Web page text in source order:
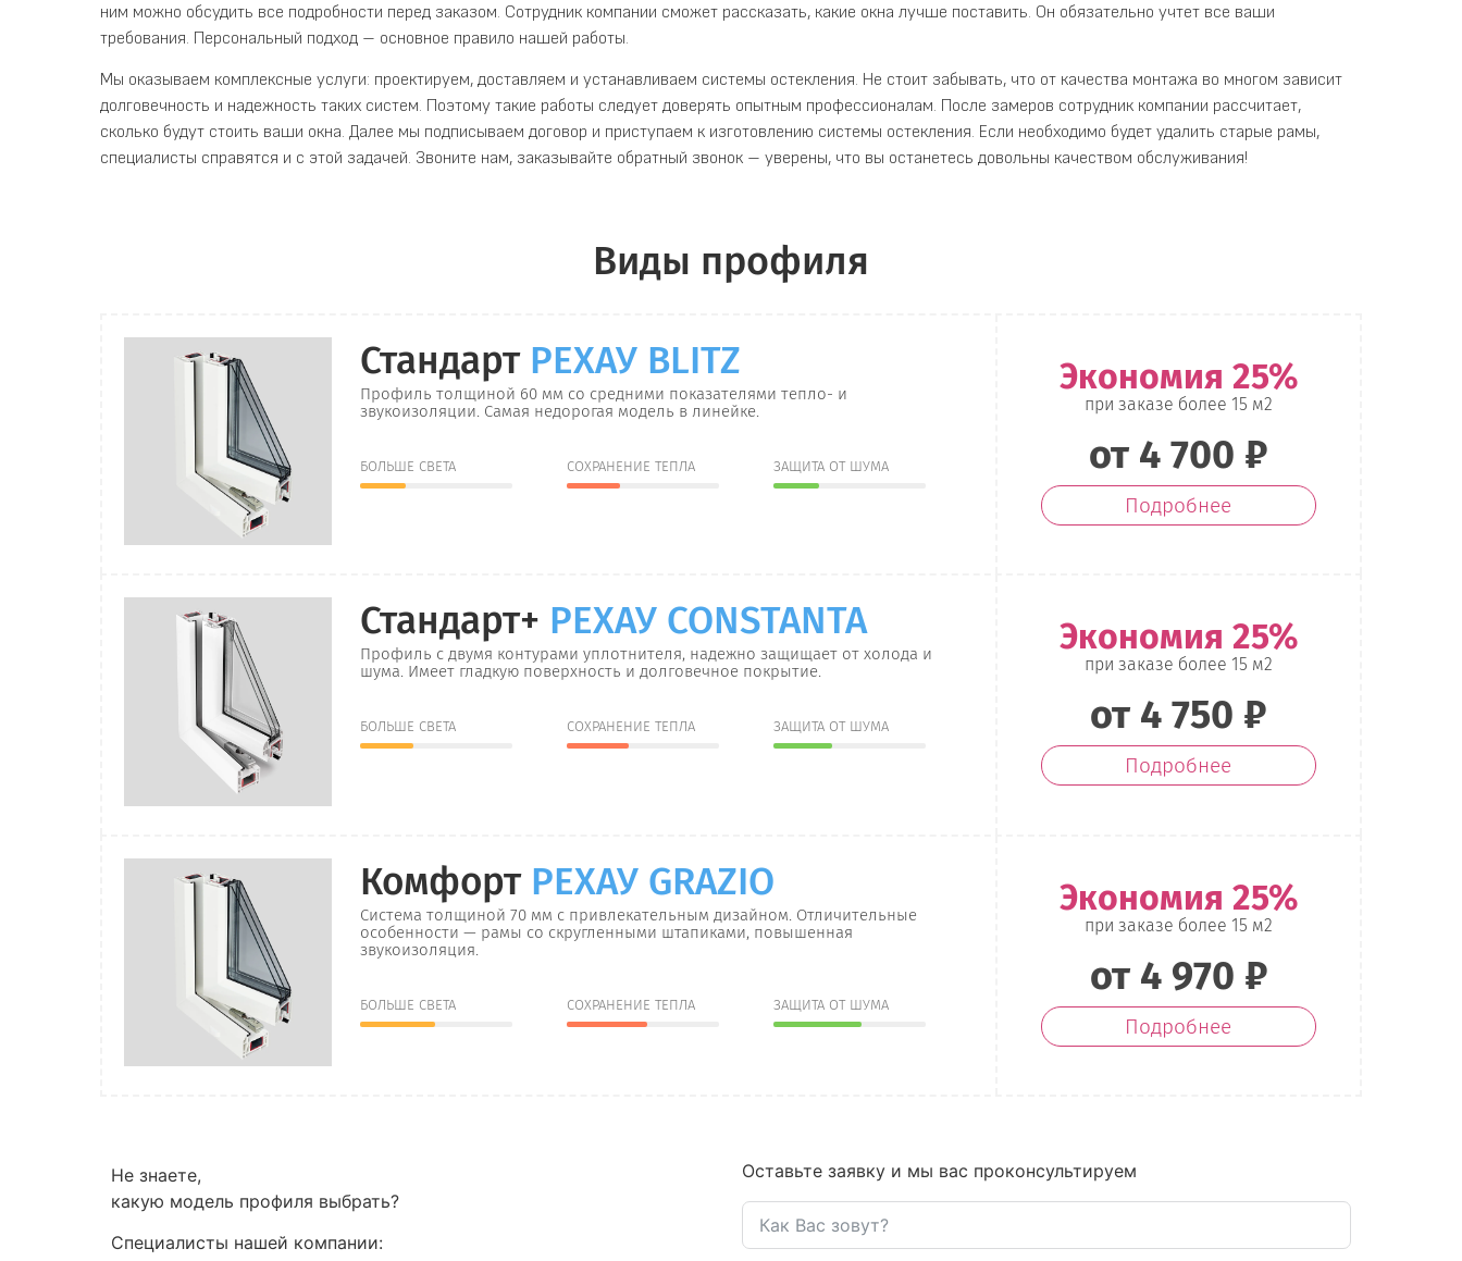
ним можно обсудить все подробности перед заказом. Сотрудник компании сможет рассказать, какие окна лучше поставить. Он обязательно учтет все ваши
требования. Персональный подход – основное правило нашей работы.
Мы оказываем комплексные услуги: проектируем, доставляем и устанавливаем системы остекления. Не стоит забывать, что от качества монтажа во многом зависит
долговечность и надежность таких систем. Поэтому такие работы следует доверять опытным профессионалам. После замеров сотрудник компании рассчитает,
сколько будут стоить ваши окна. Далее мы подписываем договор и приступаем к изготовлению системы остекления. Если необходимо будет удалить старые рамы,
специалисты справятся и с этой задачей. Звоните нам, заказывайте обратный звонок – уверены, что вы останетесь довольны качеством обслуживания!
Виды профиля
Стандарт РЕХАУ BLITZ
Профиль толщиной 60 мм со средними показателями тепло- и
звукоизоляции. Самая недорогая модель в линейке.
БОЛЬШЕ СВЕТА СОХРАНЕНИЕ ТЕПЛА ЗАЩИТА ОТ ШУМА
Экономия 25%
при заказе более 15 м2
от 4 700 ₽
Подробнее
Стандарт+ РЕХАУ CONSTANTA
Профиль с двумя контурами уплотнителя, надежно защищает от холода и
шума. Имеет гладкую поверхность и долговечное покрытие.
БОЛЬШЕ СВЕТА СОХРАНЕНИЕ ТЕПЛА ЗАЩИТА ОТ ШУМА
Экономия 25%
при заказе более 15 м2
от 4 750 ₽
Подробнее
Комфорт РЕХАУ GRAZIO
Система толщиной 70 мм с привлекательным дизайном. Отличительные
особенности — рамы со скругленными штапиками, повышенная
звукоизоляция.
БОЛЬШЕ СВЕТА СОХРАНЕНИЕ ТЕПЛА ЗАЩИТА ОТ ШУМА
Экономия 25%
при заказе более 15 м2
от 4 970 ₽
Подробнее
Не знаете,
какую модель профиля выбрать?
Специалисты нашей компании:
Оставьте заявку и мы вас проконсультируем